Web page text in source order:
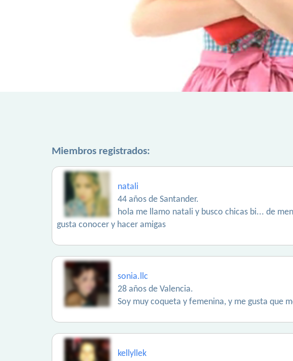
Miembros registrados:
natali
44 años de Santander.
hola me llamo natali y busco chicas bi... de
gusta conocer y hacer amigas
sonia.llc
28 años de Valencia.
Soy muy coqueta y femenina, y me gusta que
kellyllek